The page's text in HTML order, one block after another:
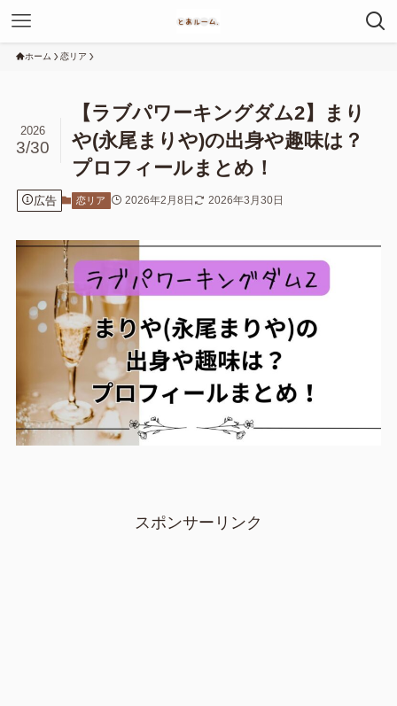
ホーム 恋リア
【ラブパワーキングダム2】まり
や(永尾まりや)の出身や趣味は？
プロフィールまとめ！
2026
3/30
広告 恋リア 2026年2月8日 2026年3月30日
スポンサーリンク